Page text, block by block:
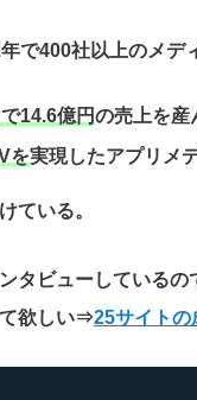
で400社以上のメデ
14.6億円の売上を産
を実現したアプリメ
ている。
タビューしているの
欲しい⇒25サイトの